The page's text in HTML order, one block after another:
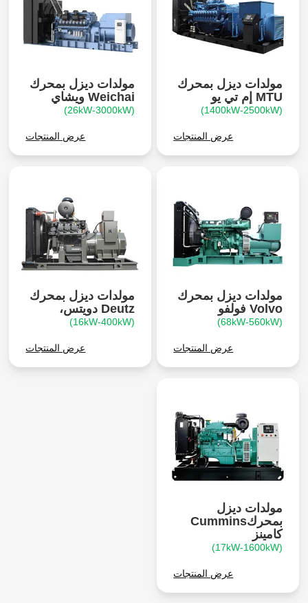
مولدات ديزل بمحرك
MTU إم تي يو
(1400kW-2500kW)
عرض المنتجات
مولدات ديزل بمحرك
Weichai ويشاي
(26kW-3000kW)
عرض المنتجات
مولدات ديزل بمحرك
Volvo فولفو
(68kW-560kW)
عرض المنتجات
مولدات ديزل بمحرك
Deutz دويتس،
(16kW-400kW)
عرض المنتجات
مولدات ديزل
بمحركCummins
كامينز
(17kW-1600kW)
عرض المنتجات